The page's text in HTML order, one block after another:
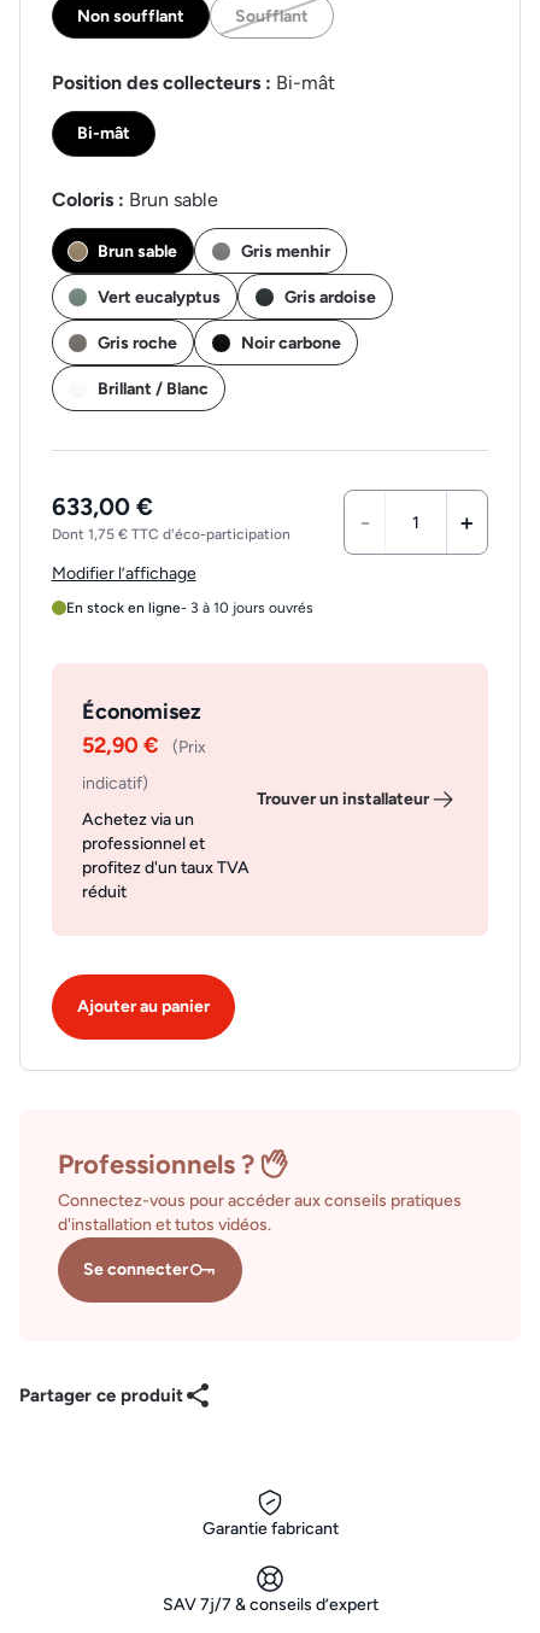
Non soufflant Soufflant
Position des collecteurs : Bi-mât
Bi-mât
Coloris : Brun sable
Brun sable Gris menhir
Vert eucalyptus Gris ardoise
Gris roche Noir carbone
Brillant / Blanc
633,00 €
Dont 1,75 € TTC d'éco-participation - +
Modifier l’affichage
En stock en ligne- 3 à 10 jours ouvrés
Économisez
52,90 €
(Prix
indicatif)
Achetez via un
professionnel et
profitez d'un taux TVA
réduit
Trouver un installateur
Ajouter au panier
Professionnels ?
Connectez-vous pour accéder aux conseils pratiques
d'installation et tutos vidéos.
Se connecter
Partager ce produit
Garantie fabricant
SAV 7j/7 & conseils d’expert